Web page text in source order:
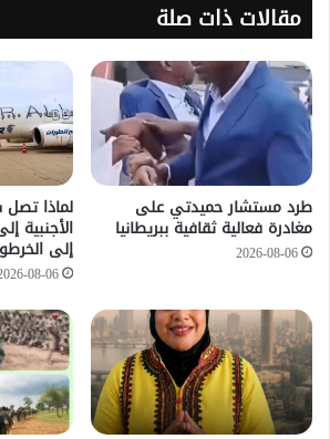
مقالات ذات صلة
طرد مستشار حميدتي على
مغادرة فعالية ثقافية ببريطانيا
2026-08-06
لماذا تصل
الأجنبية
إلى
08-06